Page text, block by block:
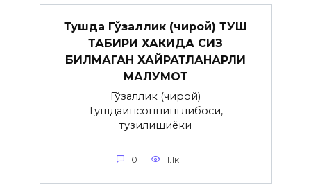
Тушда Гўзаллик (чирой) ТУШ
ТАБИРИ ХАКИДА СИЗ
БИЛМАГАН ХАЙРАТЛАНАРЛИ
МАЛУМОТ
Гўзаллик (чирой)
Тушдаинсоннинглибоси,
тузилишиёки
0 1.1к.